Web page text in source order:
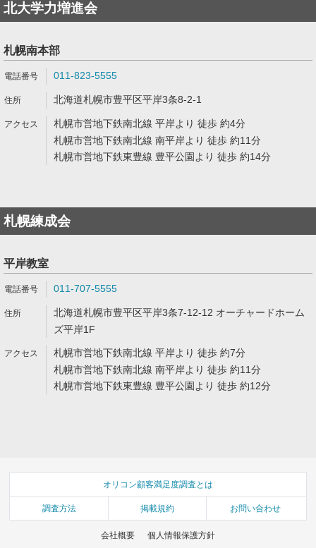
北大学力増進会
札幌南本部
011-823-5555
北海道札幌市豊平区平岸3条8-2-1
札幌市営地下鉄南北線 平岸より 徒歩 約4分
札幌市営地下鉄南北線 南平岸より 徒歩 約11分
札幌市営地下鉄東豊線 豊平公園より 徒歩 約14分
札幌練成会
平岸教室
011-707-5555
北海道札幌市豊平区平岸3条7-12-12 オーチャードホーム
ズ平岸1F
札幌市営地下鉄南北線 平岸より 徒歩 約7分
札幌市営地下鉄南北線 南平岸より 徒歩 約11分
札幌市営地下鉄東豊線 豊平公園より 徒歩 約12分
オリコン顧客満足度調査とは
調査方法 掲載規約 お問い合わせ
会社概要 個人情報保護方針